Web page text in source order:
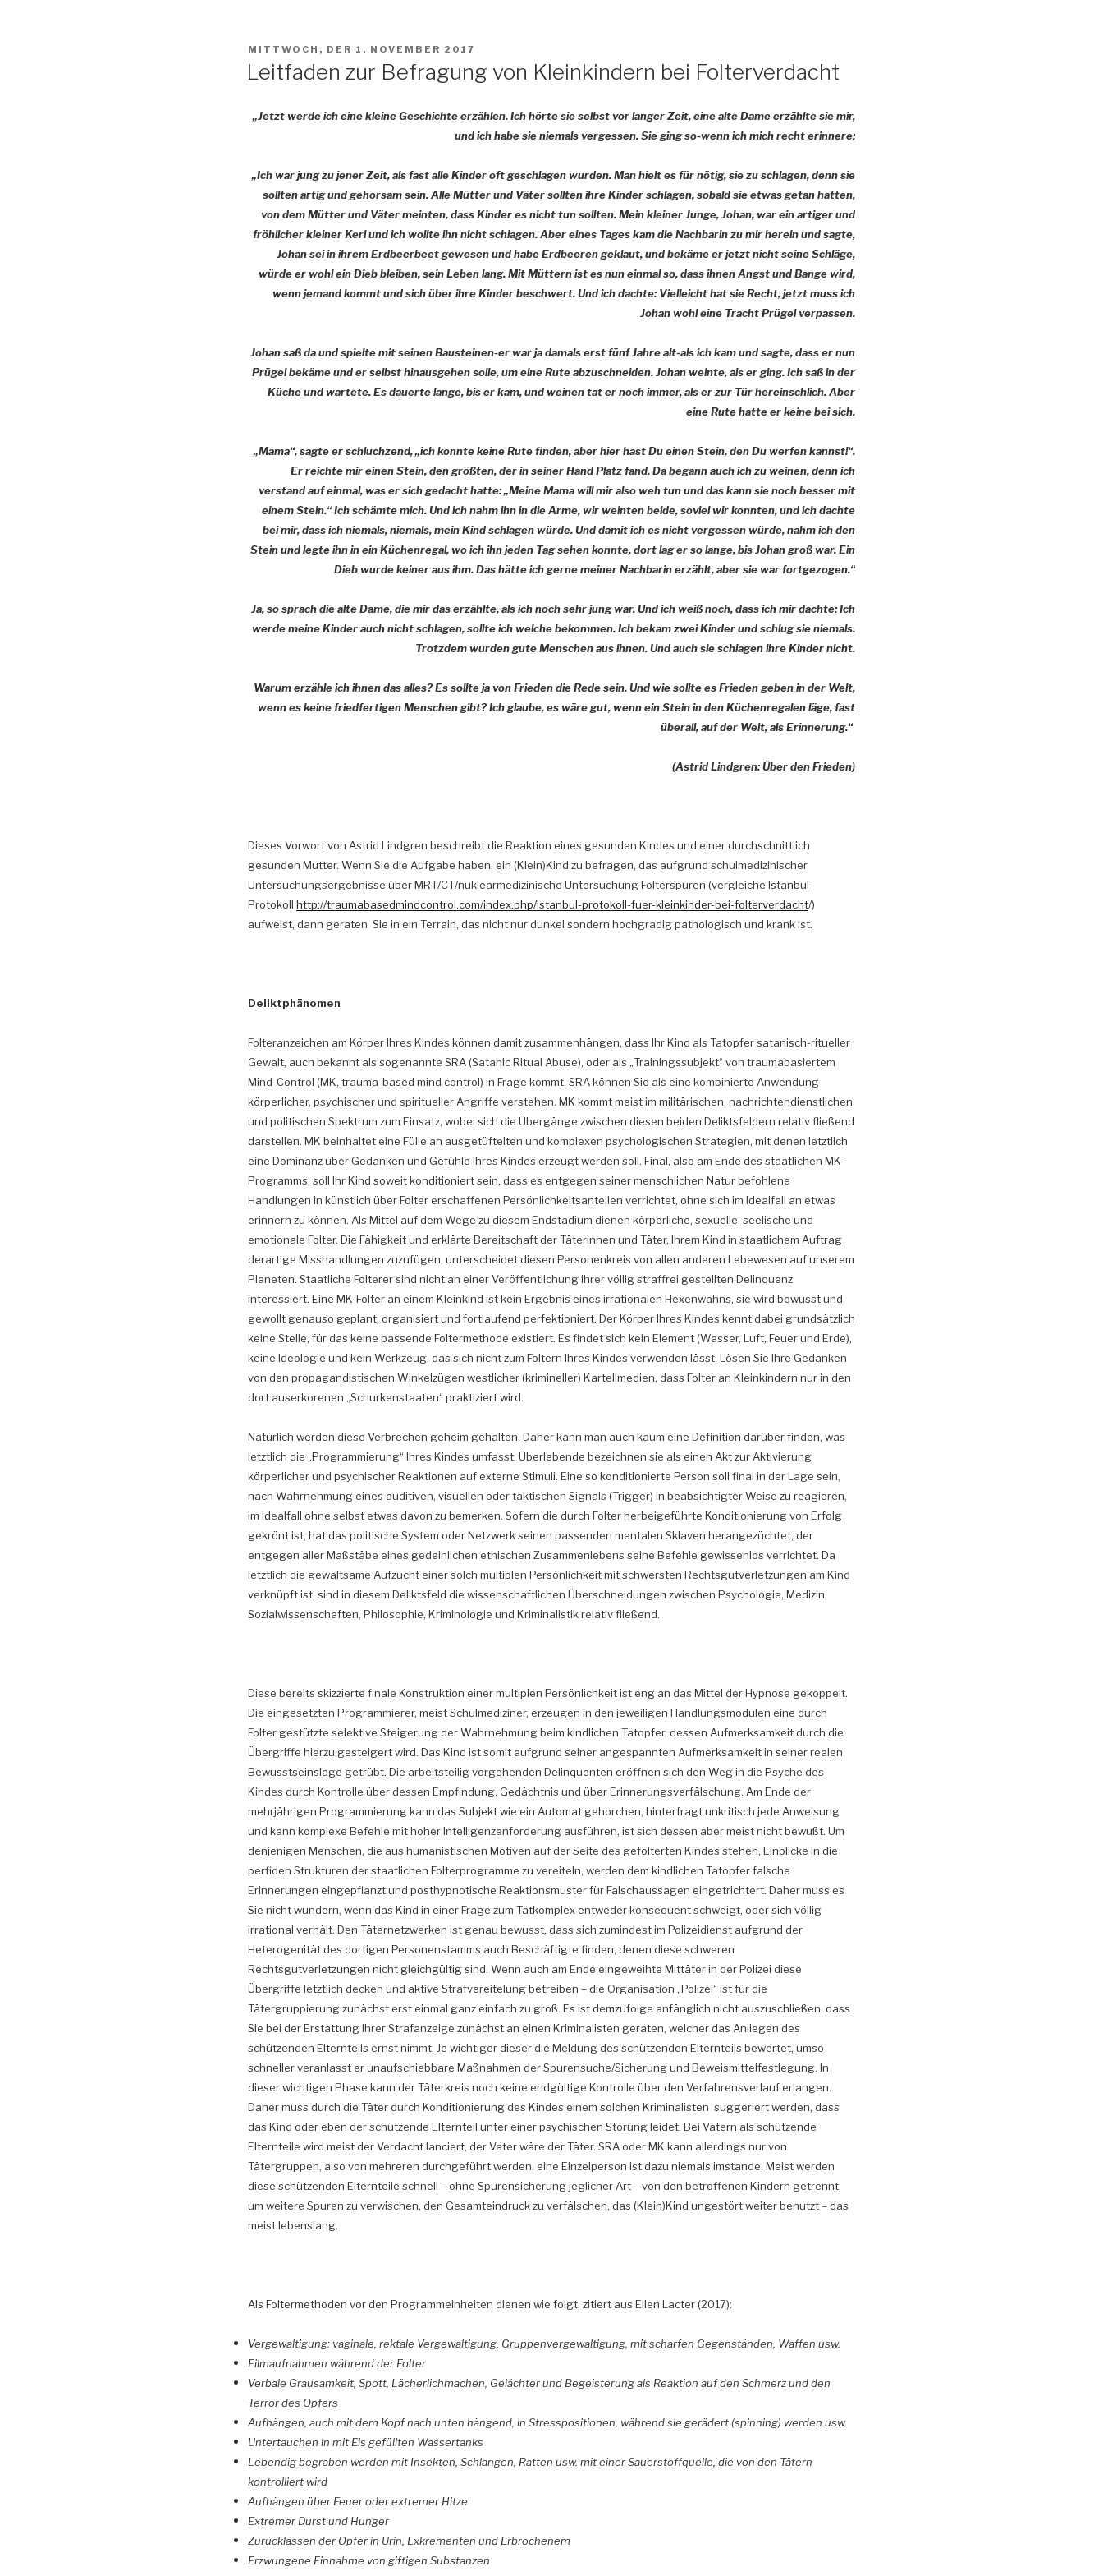
VERÖFFENTLICHT
AM
MITTWOCH, DER 1. NOVEMBER 2017
Leitfaden zur Befragung von Kleinkindern bei Folterverdacht
„Jetzt werde ich eine kleine Geschichte erzählen. Ich hörte sie selbst vor langer Zeit, eine alte Dame erzählte sie mir,
und ich habe sie niemals vergessen. Sie ging so-wenn ich mich recht erinnere:
„Ich war jung zu jener Zeit, als fast alle Kinder oft geschlagen wurden. Man hielt es für nötig, sie zu schlagen, denn sie
sollten artig und gehorsam sein. Alle Mütter und Väter sollten ihre Kinder schlagen, sobald sie etwas getan hatten,
von dem Mütter und Väter meinten, dass Kinder es nicht tun sollten. Mein kleiner Junge, Johan, war ein artiger und
fröhlicher kleiner Kerl und ich wollte ihn nicht schlagen. Aber eines Tages kam die Nachbarin zu mir herein und sagte,
Johan sei in ihrem Erdbeerbeet gewesen und habe Erdbeeren geklaut, und bekäme er jetzt nicht seine Schläge,
würde er wohl ein Dieb bleiben, sein Leben lang. Mit Müttern ist es nun einmal so, dass ihnen Angst und Bange wird,
wenn jemand kommt und sich über ihre Kinder beschwert. Und ich dachte: Vielleicht hat sie Recht, jetzt muss ich
Johan wohl eine Tracht Prügel verpassen.
Johan saß da und spielte mit seinen Bausteinen-er war ja damals erst fünf Jahre alt-als ich kam und sagte, dass er nun
Prügel bekäme und er selbst hinausgehen solle, um eine Rute abzuschneiden. Johan weinte, als er ging. Ich saß in der
Küche und wartete. Es dauerte lange, bis er kam, und weinen tat er noch immer, als er zur Tür hereinschlich. Aber
eine Rute hatte er keine bei sich.
„Mama“, sagte er schluchzend, „ich konnte keine Rute finden, aber hier hast Du einen Stein, den Du werfen kannst!“.
Er reichte mir einen Stein, den größten, der in seiner Hand Platz fand. Da begann auch ich zu weinen, denn ich
verstand auf einmal, was er sich gedacht hatte: „Meine Mama will mir also weh tun und das kann sie noch besser mit
einem Stein.“ Ich schämte mich. Und ich nahm ihn in die Arme, wir weinten beide, soviel wir konnten, und ich dachte
bei mir, dass ich niemals, niemals, mein Kind schlagen würde. Und damit ich es nicht vergessen würde, nahm ich den
Stein und legte ihn in ein Küchenregal, wo ich ihn jeden Tag sehen konnte, dort lag er so lange, bis Johan groß war. Ein
Dieb wurde keiner aus ihm. Das hätte ich gerne meiner Nachbarin erzählt, aber sie war fortgezogen.“
Ja, so sprach die alte Dame, die mir das erzählte, als ich noch sehr jung war. Und ich weiß noch, dass ich mir dachte: Ich
werde meine Kinder auch nicht schlagen, sollte ich welche bekommen. Ich bekam zwei Kinder und schlug sie niemals.
Trotzdem wurden gute Menschen aus ihnen. Und auch sie schlagen ihre Kinder nicht.
Warum erzähle ich ihnen das alles? Es sollte ja von Frieden die Rede sein. Und wie sollte es Frieden geben in der Welt,
wenn es keine friedfertigen Menschen gibt? Ich glaube, es wäre gut, wenn ein Stein in den Küchenregalen läge, fast
überall, auf der Welt, als Erinnerung.“
(Astrid Lindgren: Über den Frieden)
Dieses Vorwort von Astrid Lindgren beschreibt die Reaktion eines gesunden Kindes und einer durchschnittlich
gesunden Mutter. Wenn Sie die Aufgabe haben, ein (Klein)Kind zu befragen, das aufgrund schulmedizinischer
Untersuchungsergebnisse über MRT/CT/nuklearmedizinische Untersuchung Folterspuren (vergleiche Istanbul-
Protokoll http://traumabasedmindcontrol.com/index.php/istanbul-protokoll-fuer-kleinkinder-bei-folterverdacht/)
aufweist, dann geraten Sie in ein Terrain, das nicht nur dunkel sondern hochgradig pathologisch und krank ist.
Deliktphänomen
Folteranzeichen am Körper Ihres Kindes können damit zusammenhängen, dass Ihr Kind als Tatopfer satanisch-ritueller
Gewalt, auch bekannt als sogenannte SRA (Satanic Ritual Abuse), oder als „Trainingssubjekt“ von traumabasiertem
Mind-Control (MK, trauma-based mind control) in Frage kommt. SRA können Sie als eine kombinierte Anwendung
körperlicher, psychischer und spiritueller Angriffe verstehen. MK kommt meist im militärischen, nachrichtendienstlichen
und politischen Spektrum zum Einsatz, wobei sich die Übergänge zwischen diesen beiden Deliktsfeldern relativ fließend
darstellen. MK beinhaltet eine Fülle an ausgetüftelten und komplexen psychologischen Strategien, mit denen letztlich
eine Dominanz über Gedanken und Gefühle Ihres Kindes erzeugt werden soll. Final, also am Ende des staatlichen MK-
Programms, soll Ihr Kind soweit konditioniert sein, dass es entgegen seiner menschlichen Natur befohlene
Handlungen in künstlich über Folter erschaffenen Persönlichkeitsanteilen verrichtet, ohne sich im Idealfall an etwas
erinnern zu können. Als Mittel auf dem Wege zu diesem Endstadium dienen körperliche, sexuelle, seelische und
emotionale Folter. Die Fähigkeit und erklärte Bereitschaft der Täterinnen und Täter, Ihrem Kind in staatlichem Auftrag
derartige Misshandlungen zuzufügen, unterscheidet diesen Personenkreis von allen anderen Lebewesen auf unserem
Planeten. Staatliche Folterer sind nicht an einer Veröffentlichung ihrer völlig straffrei gestellten Delinquenz
interessiert. Eine MK-Folter an einem Kleinkind ist kein Ergebnis eines irrationalen Hexenwahns, sie wird bewusst und
gewollt genauso geplant, organisiert und fortlaufend perfektioniert. Der Körper Ihres Kindes kennt dabei grundsätzlich
keine Stelle, für das keine passende Foltermethode existiert. Es findet sich kein Element (Wasser, Luft, Feuer und Erde),
keine Ideologie und kein Werkzeug, das sich nicht zum Foltern Ihres Kindes verwenden lässt. Lösen Sie Ihre Gedanken
von den propagandistischen Winkelzügen westlicher (krimineller) Kartellmedien, dass Folter an Kleinkindern nur in den
dort auserkorenen „Schurkenstaaten“ praktiziert wird.
Natürlich werden diese Verbrechen geheim gehalten. Daher kann man auch kaum eine Definition darüber finden, was
letztlich die „Programmierung“ Ihres Kindes umfasst. Überlebende bezeichnen sie als einen Akt zur Aktivierung
körperlicher und psychischer Reaktionen auf externe Stimuli. Eine so konditionierte Person soll final in der Lage sein,
nach Wahrnehmung eines auditiven, visuellen oder taktischen Signals (Trigger) in beabsichtigter Weise zu reagieren,
im Idealfall ohne selbst etwas davon zu bemerken. Sofern die durch Folter herbeigeführte Konditionierung von Erfolg
gekrönt ist, hat das politische System oder Netzwerk seinen passenden mentalen Sklaven herangezüchtet, der
entgegen aller Maßstäbe eines gedeihlichen ethischen Zusammenlebens seine Befehle gewissenlos verrichtet. Da
letztlich die gewaltsame Aufzucht einer solch multiplen Persönlichkeit mit schwersten Rechtsgutverletzungen am Kind
verknüpft ist, sind in diesem Deliktsfeld die wissenschaftlichen Überschneidungen zwischen Psychologie, Medizin,
Sozialwissenschaften, Philosophie, Kriminologie und Kriminalistik relativ fließend.
Diese bereits skizzierte finale Konstruktion einer multiplen Persönlichkeit ist eng an das Mittel der Hypnose gekoppelt.
Die eingesetzten Programmierer, meist Schulmediziner, erzeugen in den jeweiligen Handlungsmodulen eine durch
Folter gestützte selektive Steigerung der Wahrnehmung beim kindlichen Tatopfer, dessen Aufmerksamkeit durch die
Übergriffe hierzu gesteigert wird. Das Kind ist somit aufgrund seiner angespannten Aufmerksamkeit in seiner realen
Bewusstseinslage getrübt. Die arbeitsteilig vorgehenden Delinquenten eröffnen sich den Weg in die Psyche des
Kindes durch Kontrolle über dessen Empfindung, Gedächtnis und über Erinnerungsverfälschung. Am Ende der
mehrjährigen Programmierung kann das Subjekt wie ein Automat gehorchen, hinterfragt unkritisch jede Anweisung
und kann komplexe Befehle mit hoher Intelligenzanforderung ausführen, ist sich dessen aber meist nicht bewußt. Um
denjenigen Menschen, die aus humanistischen Motiven auf der Seite des gefolterten Kindes stehen, Einblicke in die
perfiden Strukturen der staatlichen Folterprogramme zu vereiteln, werden dem kindlichen Tatopfer falsche
Erinnerungen eingepflanzt und posthypnotische Reaktionsmuster für Falschaussagen eingetrichtert. Daher muss es
Sie nicht wundern, wenn das Kind in einer Frage zum Tatkomplex entweder konsequent schweigt, oder sich völlig
irrational verhält. Den Täternetzwerken ist genau bewusst, dass sich zumindest im Polizeidienst aufgrund der
Heterogenität des dortigen Personenstamms auch Beschäftigte finden, denen diese schweren
Rechtsgutverletzungen nicht gleichgültig sind. Wenn auch am Ende eingeweihte Mittäter in der Polizei diese
Übergriffe letztlich decken und aktive Strafvereitelung betreiben – die Organisation „Polizei“ ist für die
Tätergruppierung zunächst erst einmal ganz einfach zu groß. Es ist demzufolge anfänglich nicht auszuschließen, dass
Sie bei der Erstattung Ihrer Strafanzeige zunächst an einen Kriminalisten geraten, welcher das Anliegen des
schützenden Elternteils ernst nimmt. Je wichtiger dieser die Meldung des schützenden Elternteils bewertet, umso
schneller veranlasst er unaufschiebbare Maßnahmen der Spurensuche/Sicherung und Beweismittelfestlegung. In
dieser wichtigen Phase kann der Täterkreis noch keine endgültige Kontrolle über den Verfahrensverlauf erlangen.
Daher muss durch die Täter durch Konditionierung des Kindes einem solchen Kriminalisten suggeriert werden, dass
das Kind oder eben der schützende Elternteil unter einer psychischen Störung leidet. Bei Vätern als schützende
Elternteile wird meist der Verdacht lanciert, der Vater wäre der Täter. SRA oder MK kann allerdings nur von
Tätergruppen, also von mehreren durchgeführt werden, eine Einzelperson ist dazu niemals imstande. Meist werden
diese schützenden Elternteile schnell – ohne Spurensicherung jeglicher Art – von den betroffenen Kindern getrennt,
um weitere Spuren zu verwischen, den Gesamteindruck zu verfälschen, das (Klein)Kind ungestört weiter benutzt – das
meist lebenslang.
Als Foltermethoden vor den Programmeinheiten dienen wie folgt, zitiert aus Ellen Lacter (2017):
Vergewaltigung: vaginale, rektale Vergewaltigung, Gruppenvergewaltigung, mit scharfen Gegenständen, Waffen usw.
Filmaufnahmen während der Folter
Verbale Grausamkeit, Spott, Lächerlichmachen, Gelächter und Begeisterung als Reaktion auf den Schmerz und den
Terror des Opfers
Aufhängen, auch mit dem Kopf nach unten hängend, in Stresspositionen, während sie gerädert (spinning) werden usw.
Untertauchen in mit Eis gefüllten Wassertanks
Lebendig begraben werden mit Insekten, Schlangen, Ratten usw. mit einer Sauerstoffquelle, die von den Tätern
kontrolliert wird
Aufhängen über Feuer oder extremer Hitze
Extremer Durst und Hunger
Zurücklassen der Opfer in Urin, Exkrementen und Erbrochenem
Erzwungene Einnahme von giftigen Substanzen